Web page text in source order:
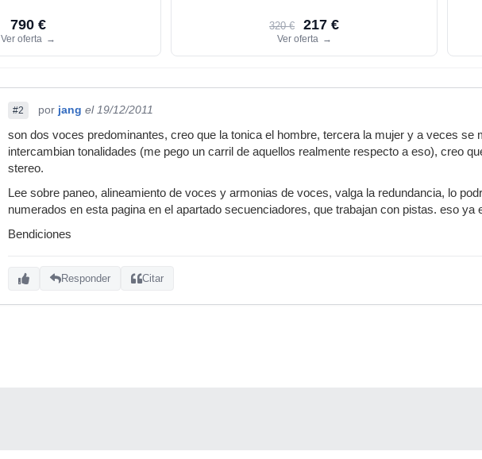
790 €
Ver oferta →
320 € 217 €
Ver oferta →
#2 por jang el 19/12/2011
son dos voces predominantes, creo que la tonica el hombre, tercera la mujer y a veces se
intercambian tonalidades (me pego un carril de aquellos realmente respecto a eso), creo
stereo.
Lee sobre paneo, alineamiento de voces y armonias de voces, valga la redundancia, lo
numerados en esta pagina en el apartado secuenciadores, que trabajan con pistas. eso ya
Bendiciones
Responder Citar